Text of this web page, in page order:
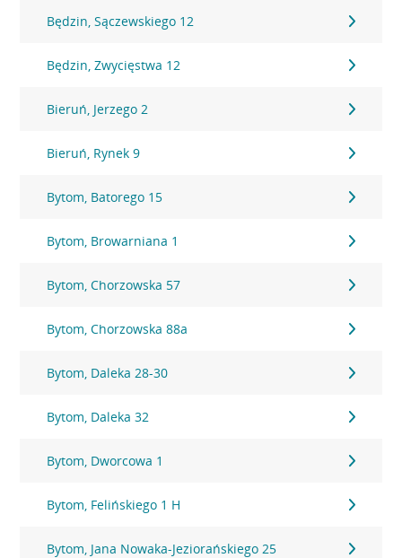
Będzin, Sączewskiego 12
Będzin, Zwycięstwa 12
Bieruń, Jerzego 2
Bieruń, Rynek 9
Bytom, Batorego 15
Bytom, Browarniana 1
Bytom, Chorzowska 57
Bytom, Chorzowska 88a
Bytom, Daleka 28-30
Bytom, Daleka 32
Bytom, Dworcowa 1
Bytom, Felińskiego 1 H
Bytom, Jana Nowaka-Jeziorańskiego 25